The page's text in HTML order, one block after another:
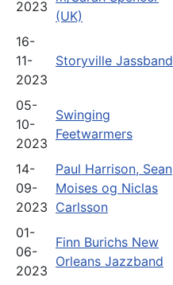
2023
(UK)
16-
11-
2023
Storyville Jassband
05-
10-
2023
Swinging
Feetwarmers
14-
09-
2023
Paul Harrison, Sean
Moises og Niclas
Carlsson
01-
06-
2023
Finn Burichs New
Orleans Jazzband